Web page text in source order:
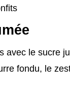
le sucre
fondu, le